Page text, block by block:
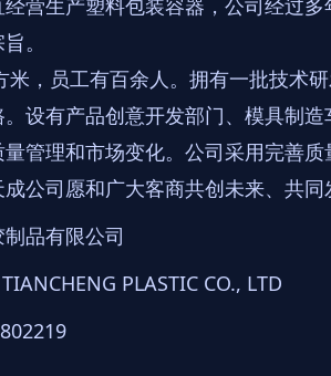
营生产塑料包装容器，公司经过
。
米，员工有百余人。拥有一批技术
设有产品创意开发部门、模具制
管理和市场变化。公司采用完善
公司愿和广大客商共创未来、共同
品有限公司
PLASTIC CO., LTD